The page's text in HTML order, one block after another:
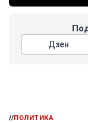
Дзен
//ПОЛИТИКА